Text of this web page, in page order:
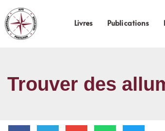
Livres Publications
Trouver des